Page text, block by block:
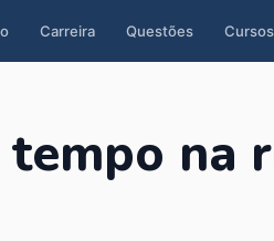
Carreira Questões Cursos
na